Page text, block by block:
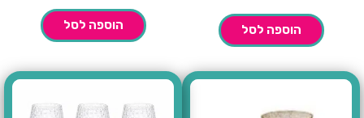
הוספה לסל הוספה לסל